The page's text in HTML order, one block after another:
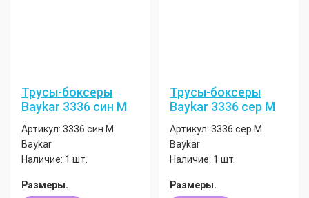
Трусы-боксеры
Baykar 3336 син М
Артикул: 3336 син М
Baykar
Наличие: 1 шт.
Размеры.
Трусы-боксеры
Baykar 3336 сер М
Артикул: 3336 сер М
Baykar
Наличие: 1 шт.
Размеры.